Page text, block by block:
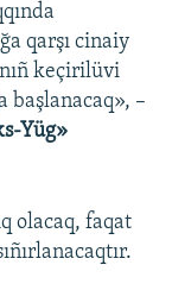
qarşı cinaiy
keçirilüvi
–
Yüg»
olacaq, faqat